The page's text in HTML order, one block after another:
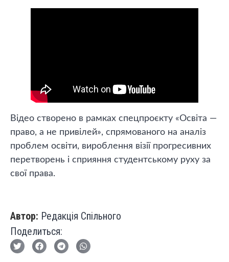
Відео створено в рамках спецпроєкту «Освіта —
право, а не привілей», спрямованого на аналіз
проблем освіти, вироблення візії прогресивних
перетворень і сприяння студентському руху за
свої права.
Автор: Редакція Спільного
Поделиться: